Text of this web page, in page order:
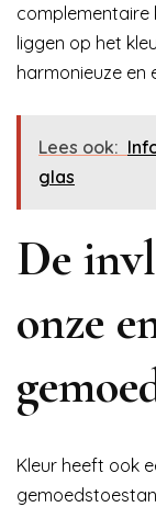
complementaire
liggen op het
harmonieuze en
Lees ook:
glas
De
onze
Kleur heeft ook